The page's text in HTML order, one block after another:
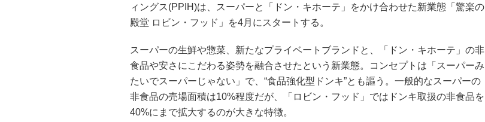
ィングス(PPIH)は、スーパーと「ドン・キホーテ」をかけ合わせた新業態「驚楽の
殿堂 ロビン・フッド」を4月にスタートする。
スーパーの生鮮や惣菜、新たなプライベートブランドと、「ドン・キホーテ」の非
食品や安さにこだわる姿勢を融合させたという新業態。コンセプトは「スーパーみ
たいでスーパーじゃない」で、“食品強化型ドンキ”とも謳う。一般的なスーパーの
非食品の売場面積は10%程度だが、「ロビン・フッド」ではドンキ取扱の非食品を
40%にまで拡大するのが大きな特徴。